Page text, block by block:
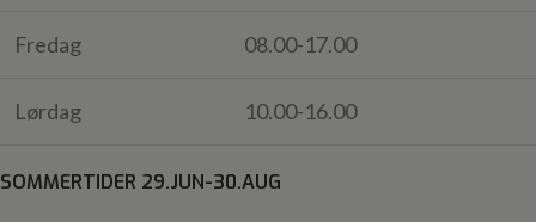
Fredag 08.00-17.00
Lørdag 10.00-16.00
SOMMERTIDER 29.JUN-30.AUG